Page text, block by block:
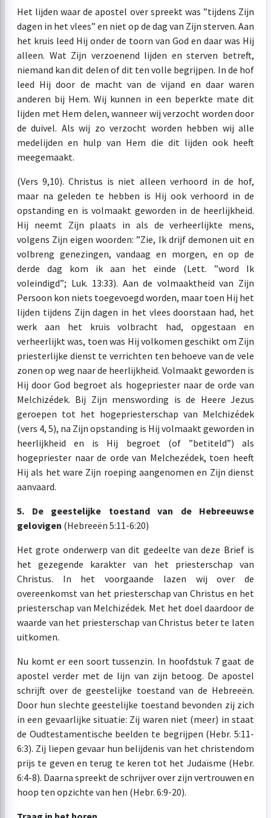
Het lijden waar de apostel over spreekt was ”tijdens Zijn
dagen in het vlees” en niet op de dag van Zijn sterven. Aan
het kruis leed Hij onder de toorn van God en daar was Hij
alleen. Wat Zijn verzoenend lijden en sterven betreft,
niemand kan dit delen of dit ten volle begrijpen. In de hof
leed Hij door de macht van de vijand en daar waren
anderen bij Hem. Wij kunnen in een beperkte mate dit
lijden met Hem delen, wanneer wij verzocht worden door
de duivel. Als wij zo verzocht worden hebben wij alle
medelijden en hulp van Hem die dit lijden ook heeft
meegemaakt.
(Vers 9,10). Christus is niet alleen verhoord in de hof,
maar na geleden te hebben is Hij ook verhoord in de
opstanding en is volmaakt geworden in de heerlijkheid.
Hij neemt Zijn plaats in als de verheerlijkte mens,
volgens Zijn eigen woorden: ”Zie, Ik drijf demonen uit en
volbreng genezingen, vandaag en morgen, en op de
derde dag kom ik aan het einde (Lett. ”word Ik
voleindigd”; Luk. 13:33). Aan de volmaaktheid van Zijn
Persoon kon niets toegevoegd worden, maar toen Hij het
lijden tijdens Zijn dagen in het vlees doorstaan had, het
werk aan het kruis volbracht had, opgestaan en
verheerlijkt was, toen was Hij volkomen geschikt om Zijn
priesterlijke dienst te verrichten ten behoeve van de vele
zonen op weg naar de heerlijkheid. Volmaakt geworden is
Hij door God begroet als hogepriester naar de orde van
Melchizédek. Bij Zijn menswording is de Heere Jezus
geroepen tot het hogepriesterschap van Melchizédek
(vers 4, 5), na Zijn opstanding is Hij volmaakt geworden in
heerlijkheid en is Hij begroet (of ”betiteld”) als
hogepriester naar de orde van Melchezédek, toen heeft
Hij als het ware Zijn roeping aangenomen en Zijn dienst
aanvaard.
5. De geestelijke toestand van de Hebreeuwse
gelovigen (Hebreeën 5:11-6:20)
Het grote onderwerp van dit gedeelte van deze Brief is
het gezegende karakter van het priesterschap van
Christus. In het voorgaande lazen wij over de
overeenkomst van het priesterschap van Christus en het
priesterschap van Melchizédek. Met het doel daardoor de
waarde van het priesterschap van Christus beter te laten
uitkomen.
Nu komt er een soort tussenzin. In hoofdstuk 7 gaat de
apostel verder met de lijn van zijn betoog. De apostel
schrijft over de geestelijke toestand van de Hebreeën.
Door hun slechte geestelijke toestand bevonden zij zich
in een gevaarlijke situatie: Zij waren niet (meer) in staat
de Oudtestamentische beelden te begrijpen (Hebr. 5:11-
6:3). Zij liepen gevaar hun belijdenis van het christendom
prijs te geven en terug te keren tot het Judaïsme (Hebr.
6:4-8). Daarna spreekt de schrijver over zijn vertrouwen en
hoop ten opzichte van hen (Hebr. 6:9-20).